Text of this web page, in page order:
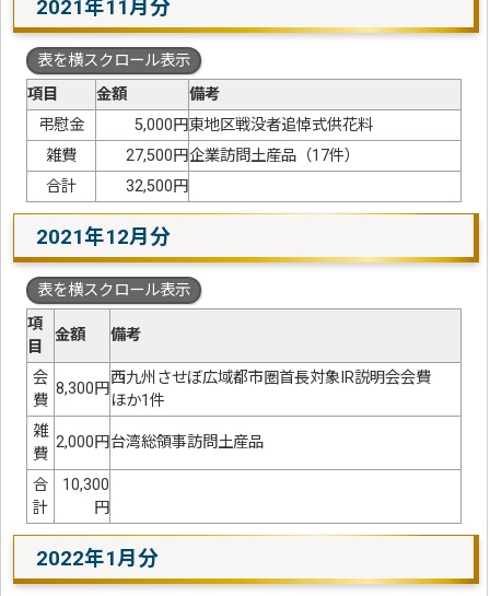
2021年11月分
表を横スクロール表示
項目
金額
備考
弔慰金
5,000円東地区戦没者追悼式供花料
雑費
27,500円企業訪問土産品（17件）
合計
32,500円
2021年12月分
表を横スクロール表示
項
目
金額 備考
会
費
8,300円
西九州させぼ広域都市圏首長対象IR説明会会費
ほか1件
雑
費
2,000円台湾総領事訪問土産品
合
計
10,300
円
2022年1月分